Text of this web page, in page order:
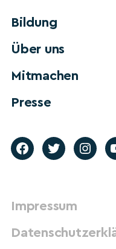
Bildung
Über uns
Mitmachen
Presse
Impressum